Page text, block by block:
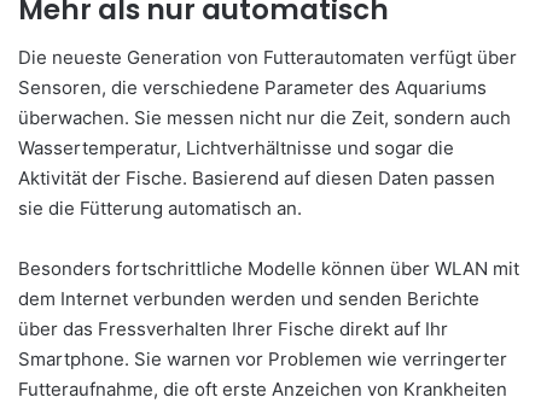
Mehr als nur automatisch
Die neueste Generation von Futterautomaten verfügt über
Sensoren, die verschiedene Parameter des Aquariums
überwachen. Sie messen nicht nur die Zeit, sondern auch
Wassertemperatur, Lichtverhältnisse und sogar die
Aktivität der Fische. Basierend auf diesen Daten passen
sie die Fütterung automatisch an.
Besonders fortschrittliche Modelle können über WLAN mit
dem Internet verbunden werden und senden Berichte
über das Fressverhalten Ihrer Fische direkt auf Ihr
Smartphone. Sie warnen vor Problemen wie verringerter
Futteraufnahme, die oft erste Anzeichen von Krankheiten